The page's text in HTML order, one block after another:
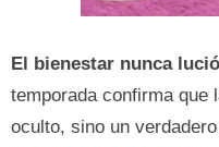
El bienestar nunca
temporada confirma que
oculto, sino un